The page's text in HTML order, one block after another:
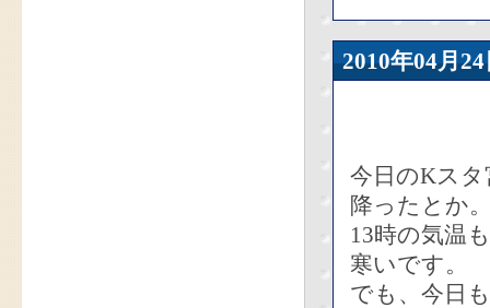
2010年04
今日のKス
降ったとか
13時の気温
寒いです。
でも、今日